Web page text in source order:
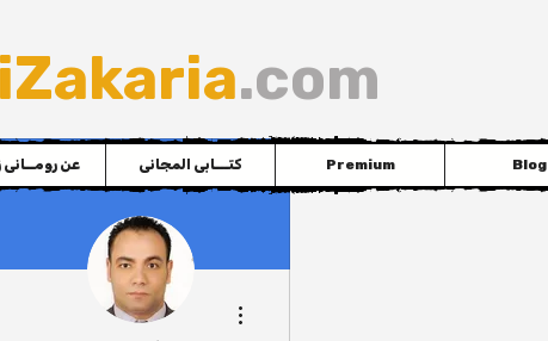
.com
عن رومــانى كتـــابى المجانى Premium Blog
مزيد من الإجراءات